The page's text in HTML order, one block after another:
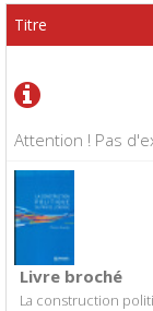
Attention ! Pas
Titre
Livre broché
La construction